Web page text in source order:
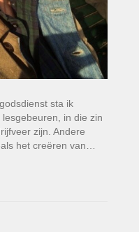
sta ik
in die zin
zijn. Andere
het creëren van…